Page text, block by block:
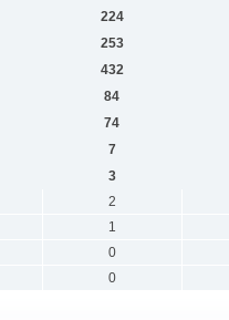
224
253
432
84
74
7
3
2
1
0
0